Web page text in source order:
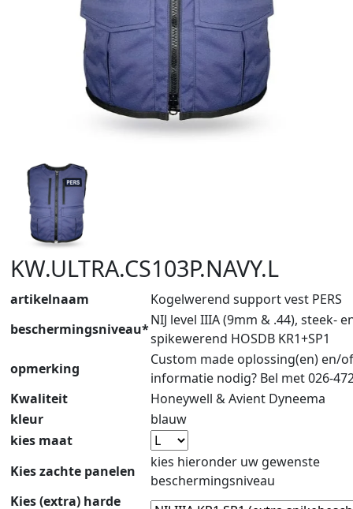
KW.ULTRA.CS103P.NAVY.L
artikelnaam
Kogelwerend support vest PERS
beschermingsniveau*
NIJ level IIIA (9mm & .44), steek-
spikewerend HOSDB KR1+SP1
opmerking
Custom made oplossing(en) en/
informatie nodig? Bel met 026-
Kwaliteit
Honeywell & Avient Dyneema
kleur
blauw
kies maat
Kies zachte panelen
kies hieronder uw gewenste
beschermingsniveau
Kies (extra) harde